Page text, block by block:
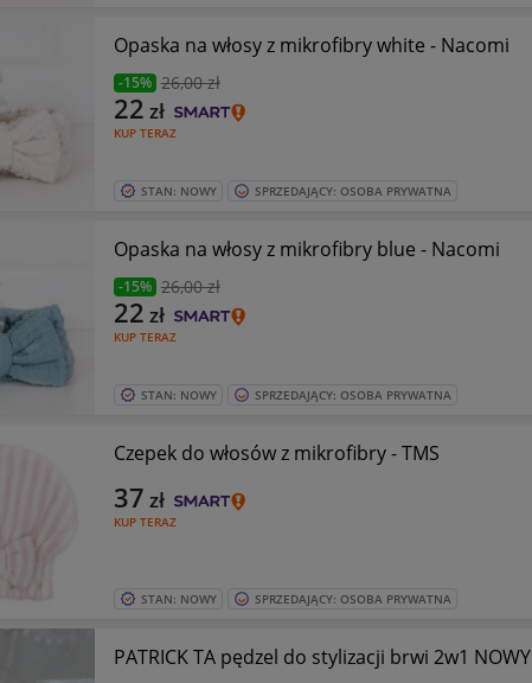
Opaska na włosy z mikrofibry white - Nacomi
-15% 26,00 zł
KUP TERAZ
22 zł
STAN: NOWY SPRZEDAJĄCY: OSOBA PRYWATNA
Opaska na włosy z mikrofibry blue - Nacomi
-15% 26,00 zł
KUP TERAZ
22 zł
STAN: NOWY SPRZEDAJĄCY: OSOBA PRYWATNA
Czepek do włosów z mikrofibry - TMS
KUP TERAZ
37 zł
STAN: NOWY SPRZEDAJĄCY: OSOBA PRYWATNA
PATRICK TA pędzel do stylizacji brwi 2w1 NOWY